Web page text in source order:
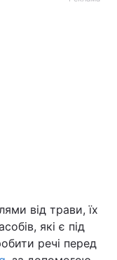
від трави, їх
які є під
речі перед